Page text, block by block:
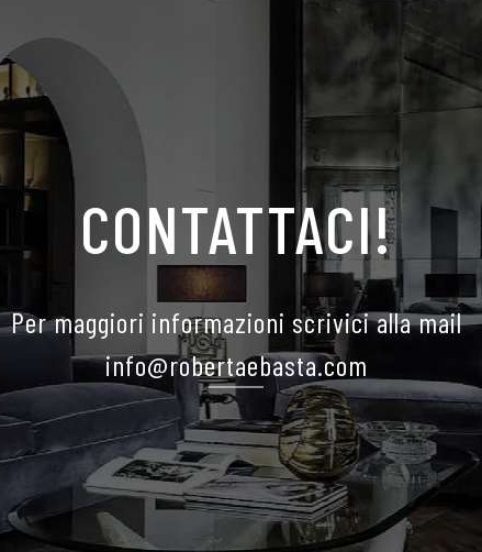
CONTATTACI!
Per maggiori informazioni scrivici alla mail
info@robertaebasta.com